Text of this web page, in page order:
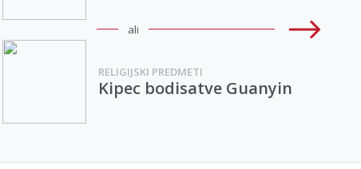
ali
RELIGIJSKI PREDMETI
Kipec bodisatve Guanyin